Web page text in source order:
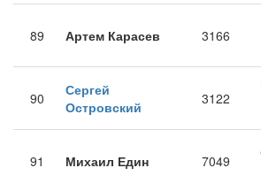
89 Артем Карасев 3166
90
Сергей
Островский
3122
91 Михаил Един 7049